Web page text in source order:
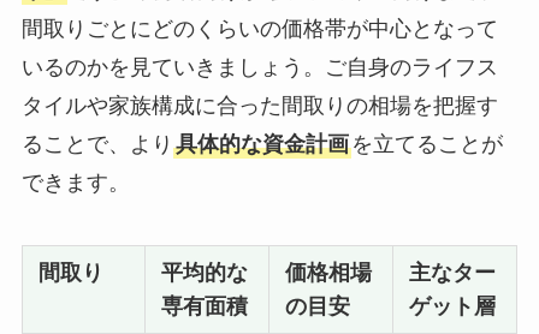
間取りごとにどのくらいの価格帯が中心となって
いるのかを見ていきましょう。ご自身のライフス
タイルや家族構成に合った間取りの相場を把握す
ることで、より 具体的な資金計画を立てることが
できます。
間取り
平均的な
専有面積
価格相場
の目安
主なター
ゲット層